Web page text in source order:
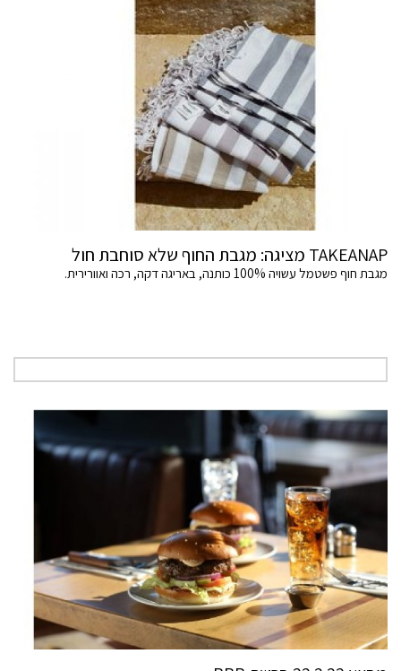
TAKEANAP מציגה: מגבת החוף שלא סוחבת חול
מגבת חוף פשטמל עשויה 100% כותנה, באריגה דקה, רכה ואוורירית.